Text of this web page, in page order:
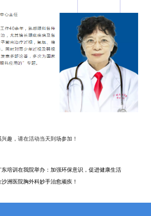
趣，请在活动当天到场参加！
培训在我院举办：加强环保意识，促进健康生活
洲医院胸外科妙手治愈顽疾！